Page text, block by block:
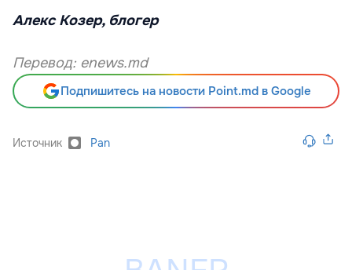
Алекс Козер, блогер
Перевод: enews.md
Подпишитесь на новости Point.md в Google
Источник Pan